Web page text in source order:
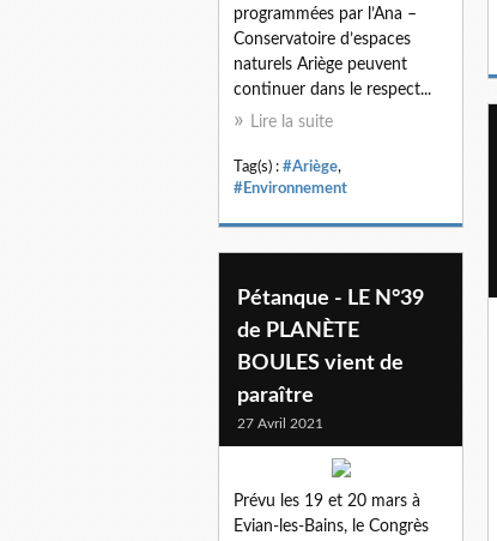
programmées par l’Ana –
Conservatoire d’espaces
naturels Ariège peuvent
continuer dans le respect...
Lire la suite
Tag(s) : #Ariège,
#Environnement
Pétanque - LE N°39
de PLANÈTE
BOULES vient de
paraître
27 Avril 2021
Prévu les 19 et 20 mars à
Evian-les-Bains, le Congrès